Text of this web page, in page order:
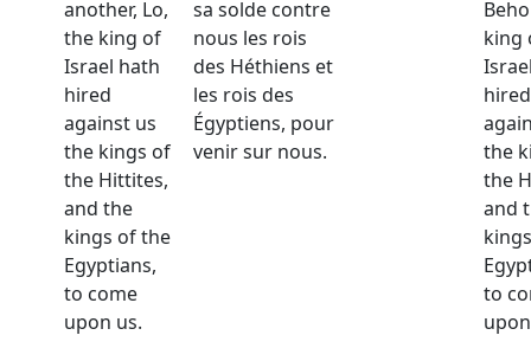
another, Lo,
the king of
Israel hath
hired
against us
the kings of
the Hittites,
and the
kings of the
Egyptians,
to come
upon us.
sa solde contre
nous les rois
des Héthiens et
les rois des
Égyptiens, pour
venir sur nous.
king
hired
the
the
and
to